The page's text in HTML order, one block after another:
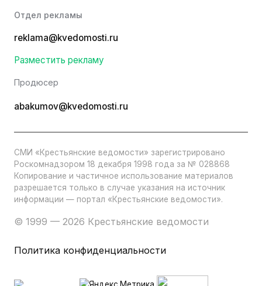
Отдел рекламы
reklama@kvedomosti.ru
Разместить рекламу
Продюсер
abakumov@kvedomosti.ru
СМИ «Крестьянские ведомости» зарегистрировано
Роскомнадзором 18 декабря 1998 года за № 028868
Копирование и частичное использование материалов
разрешается только в случае указания на источник
информации — портал «Крестьянские ведомости».
© 1999 — 2026 Крестьянские ведомости
Политика конфиденциальности